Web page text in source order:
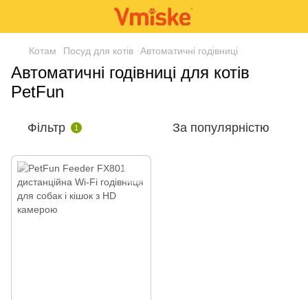
Котам Посуд для котів Автоматичні годівниці
Автоматичні годівниці для котів
PetFun
Фільтр 1 За популярністю